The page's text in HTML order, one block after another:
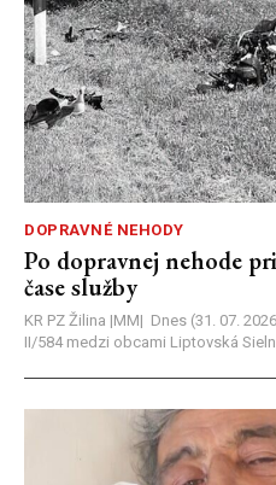
DOPRAVNÉ NEHODY
Po dopravnej nehode
čase služby
KR PZ Žilina |MM| Dnes (31. 07.
II/584 medzi obcami Liptovská